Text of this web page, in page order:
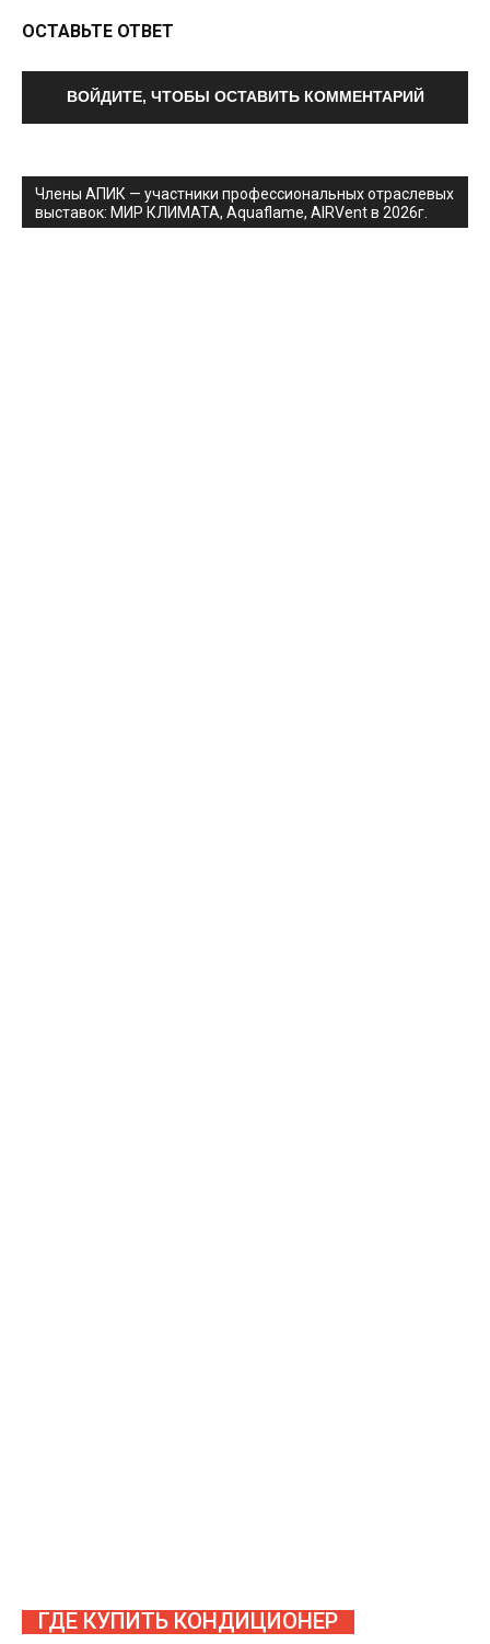
ОСТАВЬТЕ ОТВЕТ
ВОЙДИТЕ, ЧТОБЫ ОСТАВИТЬ КОММЕНТАРИЙ
Члены АПИК — участники профессиональных отраслевых
выставок: МИР КЛИМАТА, Aquaflame, AIRVent в 2026г.
ГДЕ КУПИТЬ КОНДИЦИОНЕР